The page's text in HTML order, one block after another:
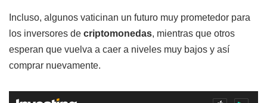
Incluso, algunos vaticinan un futuro muy prometedor para
los inversores de criptomonedas, mientras que otros
esperan que vuelva a caer a niveles muy bajos y así
comprar nuevamente.